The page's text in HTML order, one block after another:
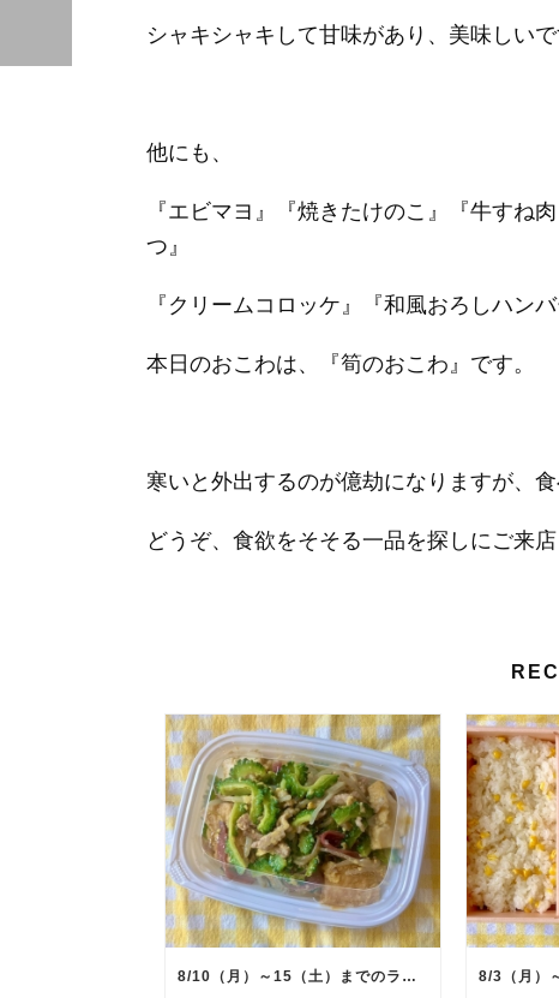
シャキシャキして甘味があり、美味しい
他にも、
『エビマヨ』『焼きたけのこ』『牛すね
つ』
『クリームコロッケ』『和風おろしハン
本日のおこわは、『筍のおこわ』です。
寒いと外出するのが億劫になりますが、
どうぞ、食欲をそそる一品を探しにご来
8/10（月）～15（土）までのランチタイム限定日替り弁当のメインメニュー